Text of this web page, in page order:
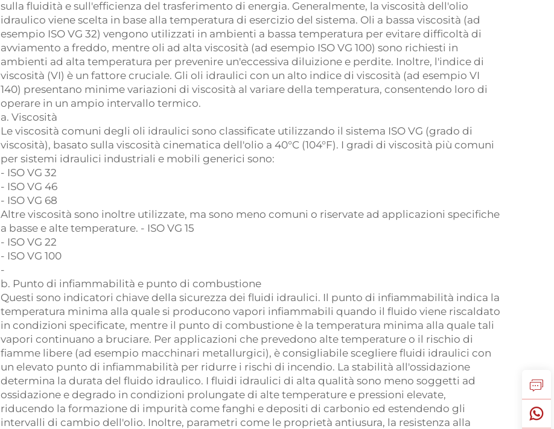
sulla fluidità e sull'efficienza del trasferimento di energia. Generalmente, la viscosità dell'olio
idraulico viene scelta in base alla temperatura di esercizio del sistema. Oli a bassa viscosità (ad
esempio ISO VG 32) vengono utilizzati in ambienti a bassa temperatura per evitare difficoltà di
avviamento a freddo, mentre oli ad alta viscosità (ad esempio ISO VG 100) sono richiesti in
ambienti ad alta temperatura per prevenire un'eccessiva diluizione e perdite. Inoltre, l'indice di
viscosità (VI) è un fattore cruciale. Gli oli idraulici con un alto indice di viscosità (ad esempio VI
140) presentano minime variazioni di viscosità al variare della temperatura, consentendo loro di
operare in un ampio intervallo termico.
a. Viscosità
Le viscosità comuni degli oli idraulici sono classificate utilizzando il sistema ISO VG (grado di
viscosità), basato sulla viscosità cinematica dell'olio a 40°C (104°F). I gradi di viscosità più comuni
per sistemi idraulici industriali e mobili generici sono:
- ISO VG 32
- ISO VG 46
- ISO VG 68
Altre viscosità sono inoltre utilizzate, ma sono meno comuni o riservate ad applicazioni specifiche
a basse e alte temperature. - ISO VG 15
- ISO VG 22
- ISO VG 100
-
b. Punto di infiammabilità e punto di combustione
Questi sono indicatori chiave della sicurezza dei fluidi idraulici. Il punto di infiammabilità indica la
temperatura minima alla quale si producono vapori infiammabili quando il fluido viene riscaldato
in condizioni specificate, mentre il punto di combustione è la temperatura minima alla quale tali
vapori continuano a bruciare. Per applicazioni che prevedono alte temperature o il rischio di
fiamme libere (ad esempio macchinari metallurgici), è consigliabile scegliere fluidi idraulici con
un elevato punto di infiammabilità per ridurre i rischi di incendio. La stabilità all'ossidazione
determina la durata del fluido idraulico. I fluidi idraulici di alta qualità sono meno soggetti ad
ossidazione e degrado in condizioni prolungate di alte temperature e pressioni elevate,
riducendo la formazione di impurità come fanghi e depositi di carbonio ed estendendo gli
intervalli di cambio dell'olio. Inoltre, parametri come le proprietà antiusura, la resistenza alla